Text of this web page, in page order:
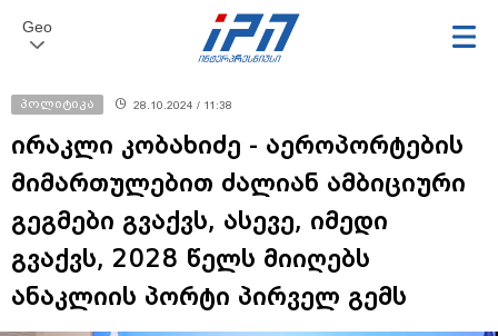
Geo
პოლიტიკა 28.10.2024 / 11:38
ირაკლი კობახიძე - აეროპორტების
მიმართულებით ძალიან ამბიციური
გეგმები გვაქვს, ასევე, იმედი
გვაქვს, 2028 წელს მიიღებს
ანაკლიის პორტი პირველ გემს